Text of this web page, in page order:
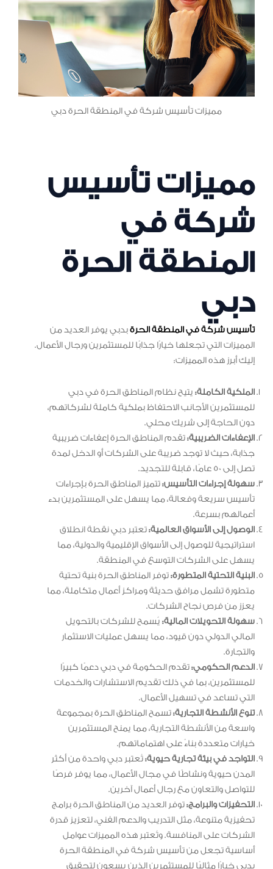
مميزات تأسيس شركة في المنطقة الحرة دبي
مميزات تأسيس
شركة في
المنطقة الحرة
دبي
تأسيس شركة في المنطقة الحرةبدبي يوفر العديد من
المميزات التي تجعلها خيارًا جذابًا للمستثمرين ورجال الأعمال.
إليك أبرز هذه المميزات:
الملكية الكاملة: يتيح نظام المناطق الحرة في دبي
للمستثمرين الأجانب الاحتفاظ بملكية كاملة لشركاتهم،
دون الحاجة إلى شريك محلي.
الإعفاءات الضريبية:تقدم المناطق الحرة إعفاءات ضريبية
جذابة، حيث لا توجد ضريبة على الشركات أو الدخل لمدة
تصل إلى 50 عامًا، قابلة للتجديد.
سهولة إجراءات التأسيس:تتميز المناطق الحرة بإجراءات
تأسيس سريعة وفعالة، مما يسهل على المستثمرين بدء
أعمالهم بسرعة.
الوصول إلى الأسواق العالمية:تعتبر دبي نقطة انطلاق
استراتيجية للوصول إلى الأسواق الإقليمية والدولية، مما
يسهل على الشركات التوسع في المنطقة.
البنية التحتية المتطورة:توفر المناطق الحرة بنية تحتية
متطورة تشمل مرافق حديثة ومراكز أعمال متكاملة، مما
يعزز من فرص نجاح الشركات.
سهولة التحويلات المالية: يُسمح للشركات بالتحويل
المالي الدولي دون قيود، مما يسهل عمليات الاستثمار
والتجارة.
الدعم الحكومي:تقدم الحكومة في دبي دعمًا كبيرًا
للمستثمرين، بما في ذلك تقديم الاستشارات والخدمات
التي تساعد في تسهيل الأعمال.
تنوع الأنشطة التجارية:تسمح المناطق الحرة بمجموعة
واسعة من الأنشطة التجارية، مما يمنح المستثمرين
خيارات متعددة بناءً على اهتماماتهم.
التواجد في بيئة تجارية حيوية:تُعتبر دبي واحدة من أكثر
المدن حيوية ونشاطًا في مجال الأعمال، مما يوفر فرصًا
للتواصل والتعاون مع رجال أعمال آخرين.
التحفيزات والبرامج:توفر العديد من المناطق الحرة برامج
تحفيزية متنوعة، مثل التدريب والدعم الفني، لتعزيز قدرة
الشركات على المنافسة. وتُعتبر هذه المميزات عوامل
أساسية تجعل من تأسيس شركة في المنطقة الحرة
بدبي خيارًا مثاليًا للمستثمرين الذين يسعون لتحقيق